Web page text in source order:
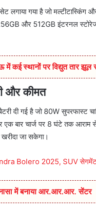
गया है जो मल्टीटास्किंग
और 512GB इंटरनल
में कई स्थानों पर विद्युत तार
और कीमत
गई है जो 80W सुपरफास्ट
एक बार चार्ज पर 8 घंटे तक
जा सकेगा।
Bolero 2025, SUV सेगमेंट
में बनाया आर.आर.आर. सेंटर